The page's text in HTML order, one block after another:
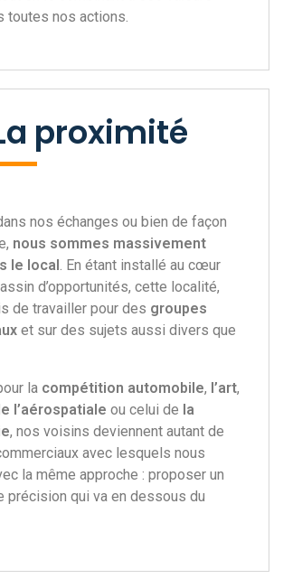
toutes nos actions.
proximité
nos échanges ou bien de façon
nous sommes massivement
le local. En étant installé au cœur
d’opportunités, cette localité,
de travailler pour des groupes
et sur des sujets aussi divers que
la compétition automobile, l’art,
l’aérospatiale ou celui de la
, nos voisins deviennent autant de
avec lesquels nous
la même approche : proposer un
précision qui va en dessous du